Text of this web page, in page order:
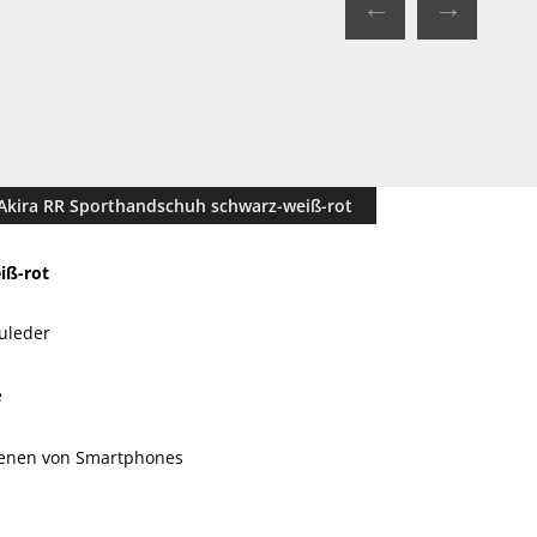
RR Sporthandschuh schwarz-weiß-rot
rot
von Smartphones